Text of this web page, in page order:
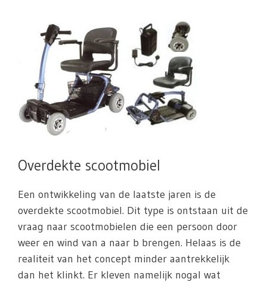
Overdekte scootmobiel
Een ontwikkeling van de laatste jaren is de
overdekte scootmobiel. Dit type is ontstaan uit de
vraag naar scootmobielen die een persoon door
weer en wind van a naar b brengen. Helaas is de
realiteit van het concept minder aantrekkelijk
dan het klinkt. Er kleven namelijk nogal wat